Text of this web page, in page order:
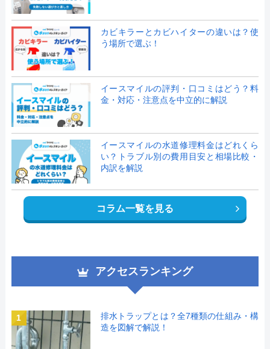
カビキラーとカビハイターの違いは？使
う場所で選ぶ！
イースマイルの評判・口コミはどう？料
金・対応・注意点を中立的に解説
イースマイルの水道修理料金はどれくら
い？トラブル別の費用目安と相場比較・
内訳を解説
コラム一覧を見る
アクセスランキング
1
排水トラップとは？全7種類の仕組み・構
造を図解で解説！